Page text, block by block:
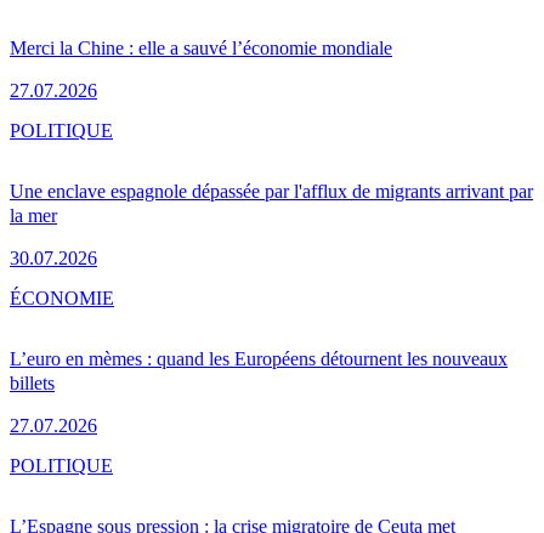
Merci la Chine : elle a sauvé l’économie mondiale
27.07.2026
Une enclave espagnole dépassée par l'afflux de migrants arrivant par
la mer
30.07.2026
POLITIQUE
L’euro en mèmes : quand les Européens détournent les nouveaux
billets
27.07.2026
ÉCONOMIE
L’Espagne sous pression : la crise migratoire de Ceuta met
POLITIQUE